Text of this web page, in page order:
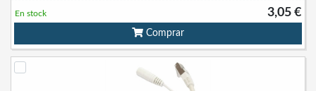
3,05 €
En stock
Comprar